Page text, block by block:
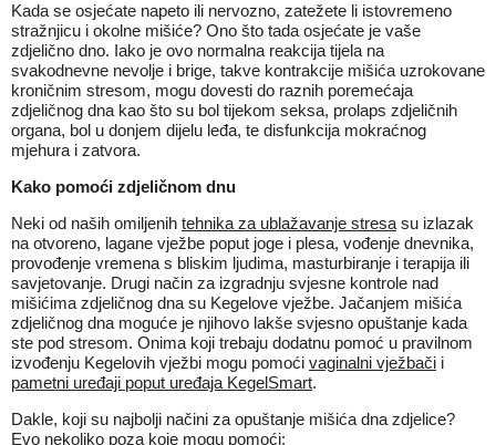
Kada se osjećate napeto ili nervozno, zatežete li istovremeno
stražnjicu i okolne mišiće? Ono što tada osjećate je vaše
zdjelično dno. Iako je ovo normalna reakcija tijela na
svakodnevne nevolje i brige, takve kontrakcije mišića uzrokovane
kroničnim stresom, mogu dovesti do raznih poremećaja
zdjeličnog dna kao što su bol tijekom seksa, prolaps zdjeličnih
organa, bol u donjem dijelu leđa, te disfunkcija mokraćnog
mjehura i zatvora.
Kako pomoći zdjeličnom dnu
Neki od naših omiljenih tehnika za ublažavanje stresa su izlazak
na otvoreno, lagane vježbe poput joge i plesa, vođenje dnevnika,
provođenje vremena s bliskim ljudima, masturbiranje i terapija ili
savjetovanje. Drugi način za izgradnju svjesne kontrole nad
mišićima zdjeličnog dna su Kegelove vježbe. Jačanjem mišića
zdjeličnog dna moguće je njihovo lakše svjesno opuštanje kada
ste pod stresom. Onima koji trebaju dodatnu pomoć u pravilnom
izvođenju Kegelovih vježbi mogu pomoći vaginalni vježbači i
pametni uređaji poput uređaja KegelSmart.
Dakle, koji su najbolji načini za opuštanje mišića dna zdjelice?
Evo nekoliko poza koje mogu pomoći: